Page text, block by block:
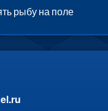
рыбу на поле